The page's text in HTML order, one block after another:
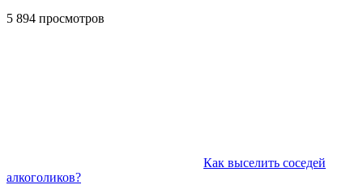
5 894 просмотров
Как выселить соседей
алкоголиков?